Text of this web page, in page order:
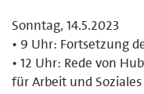
Sonntag, 14.5.2023
• 9 Uhr: Fortsetzung
• 12 Uhr: Rede von
für Arbeit und Soziales